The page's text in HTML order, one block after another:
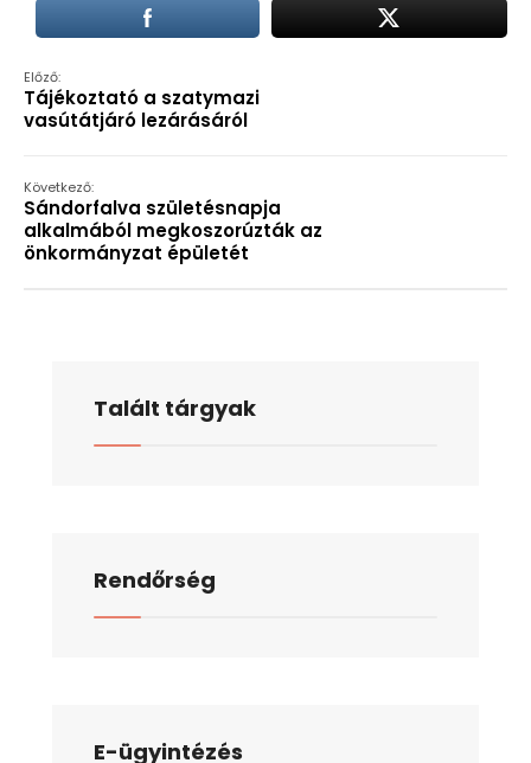
Előző:
Tájékoztató a szatymazi
vasútátjáró lezárásáról
Következő:
Sándorfalva születésnapja
alkalmából megkoszorúzták az
önkormányzat épületét
Talált tárgyak
Rendőrség
E-ügyintézés